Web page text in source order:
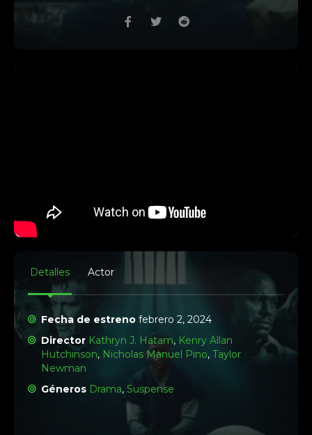
Detalles Actor
Fecha de estreno febrero 2, 2024
Director Kathryn J. Hatam, Kenry Allan
Hutchinson, Nicholas Manuel Pino,Taylor
Newman
Géneros Drama,Suspense